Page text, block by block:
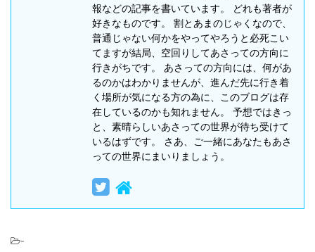
報などの記事を書いています。 どれも著者が
好きなものです。 割とあまのじゃくなので、
普通じゃない何かをやってやろうと必死こい
てますが結局、空回りしてあさっての方向に
行きがちです。 あさっての方向には、何があ
るのかはわかりませんが、進んだ先に行き着
く場所が気になる方の為に、このブログは存
在しているのかも知れません。 予想ではきっ
と、素晴らしいあさっての世界が待ち受けて
いるはずです。 さあ、ご一緒にあなたもあさ
っての世界にまいりましょう。
-